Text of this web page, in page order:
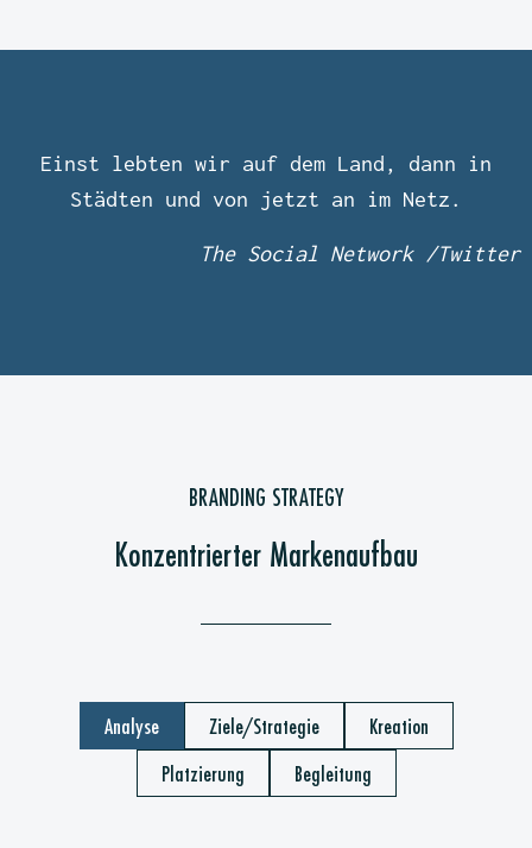
Einst lebten wir auf dem Land, dann in
Städten und von jetzt an im Netz.
The Social Network /Twitter
BRANDING STRATEGY
Konzentrierter Markenaufbau
Analyse Ziele/Strategie
Kreation
Platzierung
Begleitung